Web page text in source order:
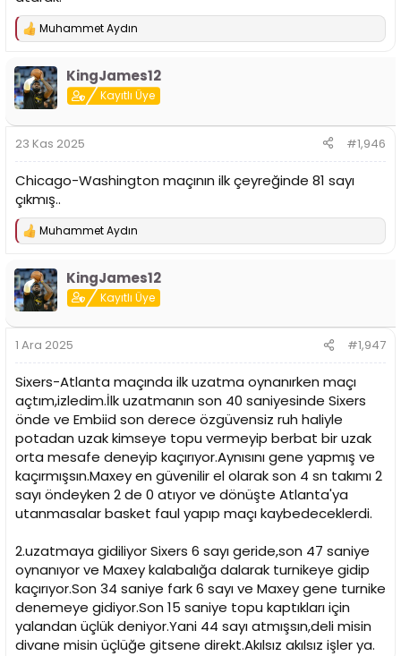
T
p
k
i
l
:
Muhammet Aydın
KingJames12
Kayıtlı Üye
23 Kas 2025 #1,946
Chicago-Washington maçının ilk çeyreğinde 81 sayı
çıkmış..
T
k
i
l
:
Muhammet Aydın
KingJames12
Kayıtlı Üye
1 Ara 2025 #1,947
Sixers-Atlanta maçında ilk uzatma oynanırken maçı
açtım,izledim.İlk uzatmanın son 40 saniyesinde Sixers
önde ve Embiid son derece özgüvensiz ruh haliyle
potadan uzak kimseye topu vermeyip berbat bir uzak
orta mesafe deneyip kaçırıyor.Aynısını gene yapmış ve
kaçırmışsın.Maxey en güvenilir el olarak son 4 sn takımı 2
sayı öndeyken 2 de 0 atıyor ve dönüşte Atlanta'ya
utanmasalar basket faul yapıp maçı kaybedeceklerdi.
2.uzatmaya gidiliyor Sixers 6 sayı geride,son 47 saniye
oynanıyor ve Maxey kalabalığa dalarak turnikeye gidip
kaçırıyor.Son 34 saniye fark 6 sayı ve Maxey gene turnike
denemeye gidiyor.Son 15 saniye topu kaptıkları için
yalandan üçlük deniyor.Yani 44 sayı atmışsın,deli misin
divane misin üçlüğe gitsene direkt.Akılsız akılsız işler ya.